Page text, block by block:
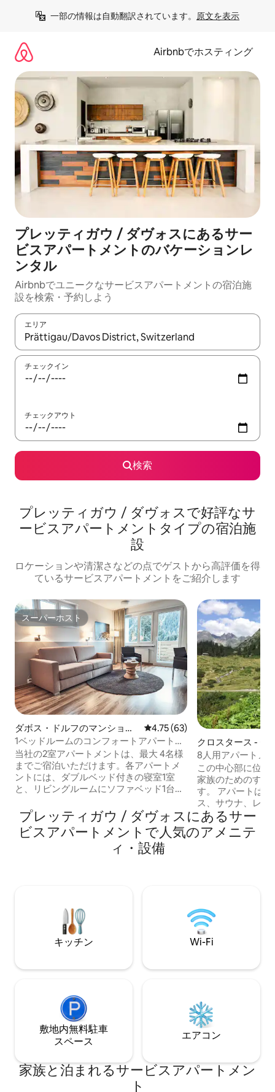
一部の情報は自動翻訳されています。 原文を表示
Airbnbでホスティング
プレッティガウ / ダヴォスにあるサー
ビスアパートメントのバケーションレ
ンタル
Airbnbでユニークなサービスアパートメントの宿泊施
設を検索・予約しよう
エリア
検索結果が表示されたら、上下の矢印キーを使って移動するか
チェックイン
チェックアウト
検索
プレッティガウ / ダヴォスで好評なサ
ービスアパートメントタイプの宿泊施
設
ロケーションや清潔さなどの点でゲストから高評価を得
ているサービスアパートメントをご紹介します
スーパーホスト
スーパーホスト
ダボス・ドルフのマンショ
ン・アパート
レビュー63件、5つ星中4.75つ
4.75 (63)
1ベッドルームのコンフォートアパートメ
ント
当社の2室アパートメントは、最大 4名様
までご宿泊いただけます。各アパートメ
ントには、ダブルベッド付きの寝室1室
と、リビングルームにソファベッド1台が
のアパートメントには、リビング兼ダイ
ニングキッチン、またはリビングルーム
にダイニングテーブルを備えた独立した
キッチンがあります。リビングルームと
寝室には薄型テレビが備えられていま
クロスタース - ゼ
マンション・アパ
8人用アパートメ
Klosters
この中心部に位置
家族のためのすべ
す。 アパートは
ス、サウナ、レス
ル内にあります。
ポーツ複合施設
コート、スケート
家族連れにも適し
プレッティガウ / ダヴォスにあるサー
ビスアパートメントで人気のアメニテ
ィ・設備
キッチン Wi-Fi
敷地内無料駐⁠車
ス⁠ペ⁠ー⁠ス
エアコン
家族と泊まれるサービスアパートメン
ト